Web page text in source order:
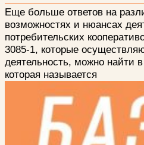
Еще больше ответов на
возможностях и нюансах
потребительских
3085-1, которые
деятельность, можно найти
которая называется